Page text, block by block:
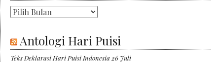
Arsip
Antologi Hari Puisi
Teks Deklarasi Hari Puisi Indonesia 26 Juli